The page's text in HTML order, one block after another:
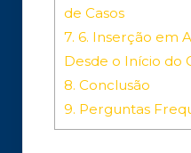
de Casos
7. 6. Inserção em
Desde o Início do
8. Conclusão
9. Perguntas